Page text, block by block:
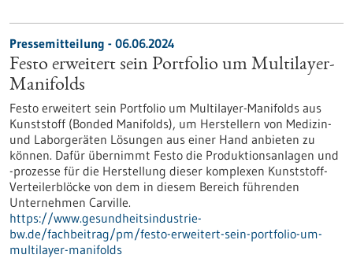
Pressemitteilung - 06.06.2024
Festo erweitert sein Portfolio um Multilayer-
Manifolds
Festo erweitert sein Portfolio um Multilayer-Manifolds aus
Kunststoff (Bonded Manifolds), um Herstellern von Medizin-
und Laborgeräten Lösungen aus einer Hand anbieten zu
können. Dafür übernimmt Festo die Produktionsanlagen und
-prozesse für die Herstellung dieser komplexen Kunststoff-
Verteilerblöcke von dem in diesem Bereich führenden
Unternehmen Carville.
https://www.gesundheitsindustrie-
bw.de/fachbeitrag/pm/festo-erweitert-sein-portfolio-um-
multilayer-manifolds